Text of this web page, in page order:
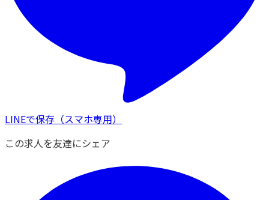
LINEで保存 （スマホ専用）
この求人を友達にシェア